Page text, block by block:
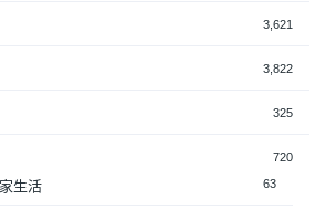
3,621
3,822
325
720
生活 63